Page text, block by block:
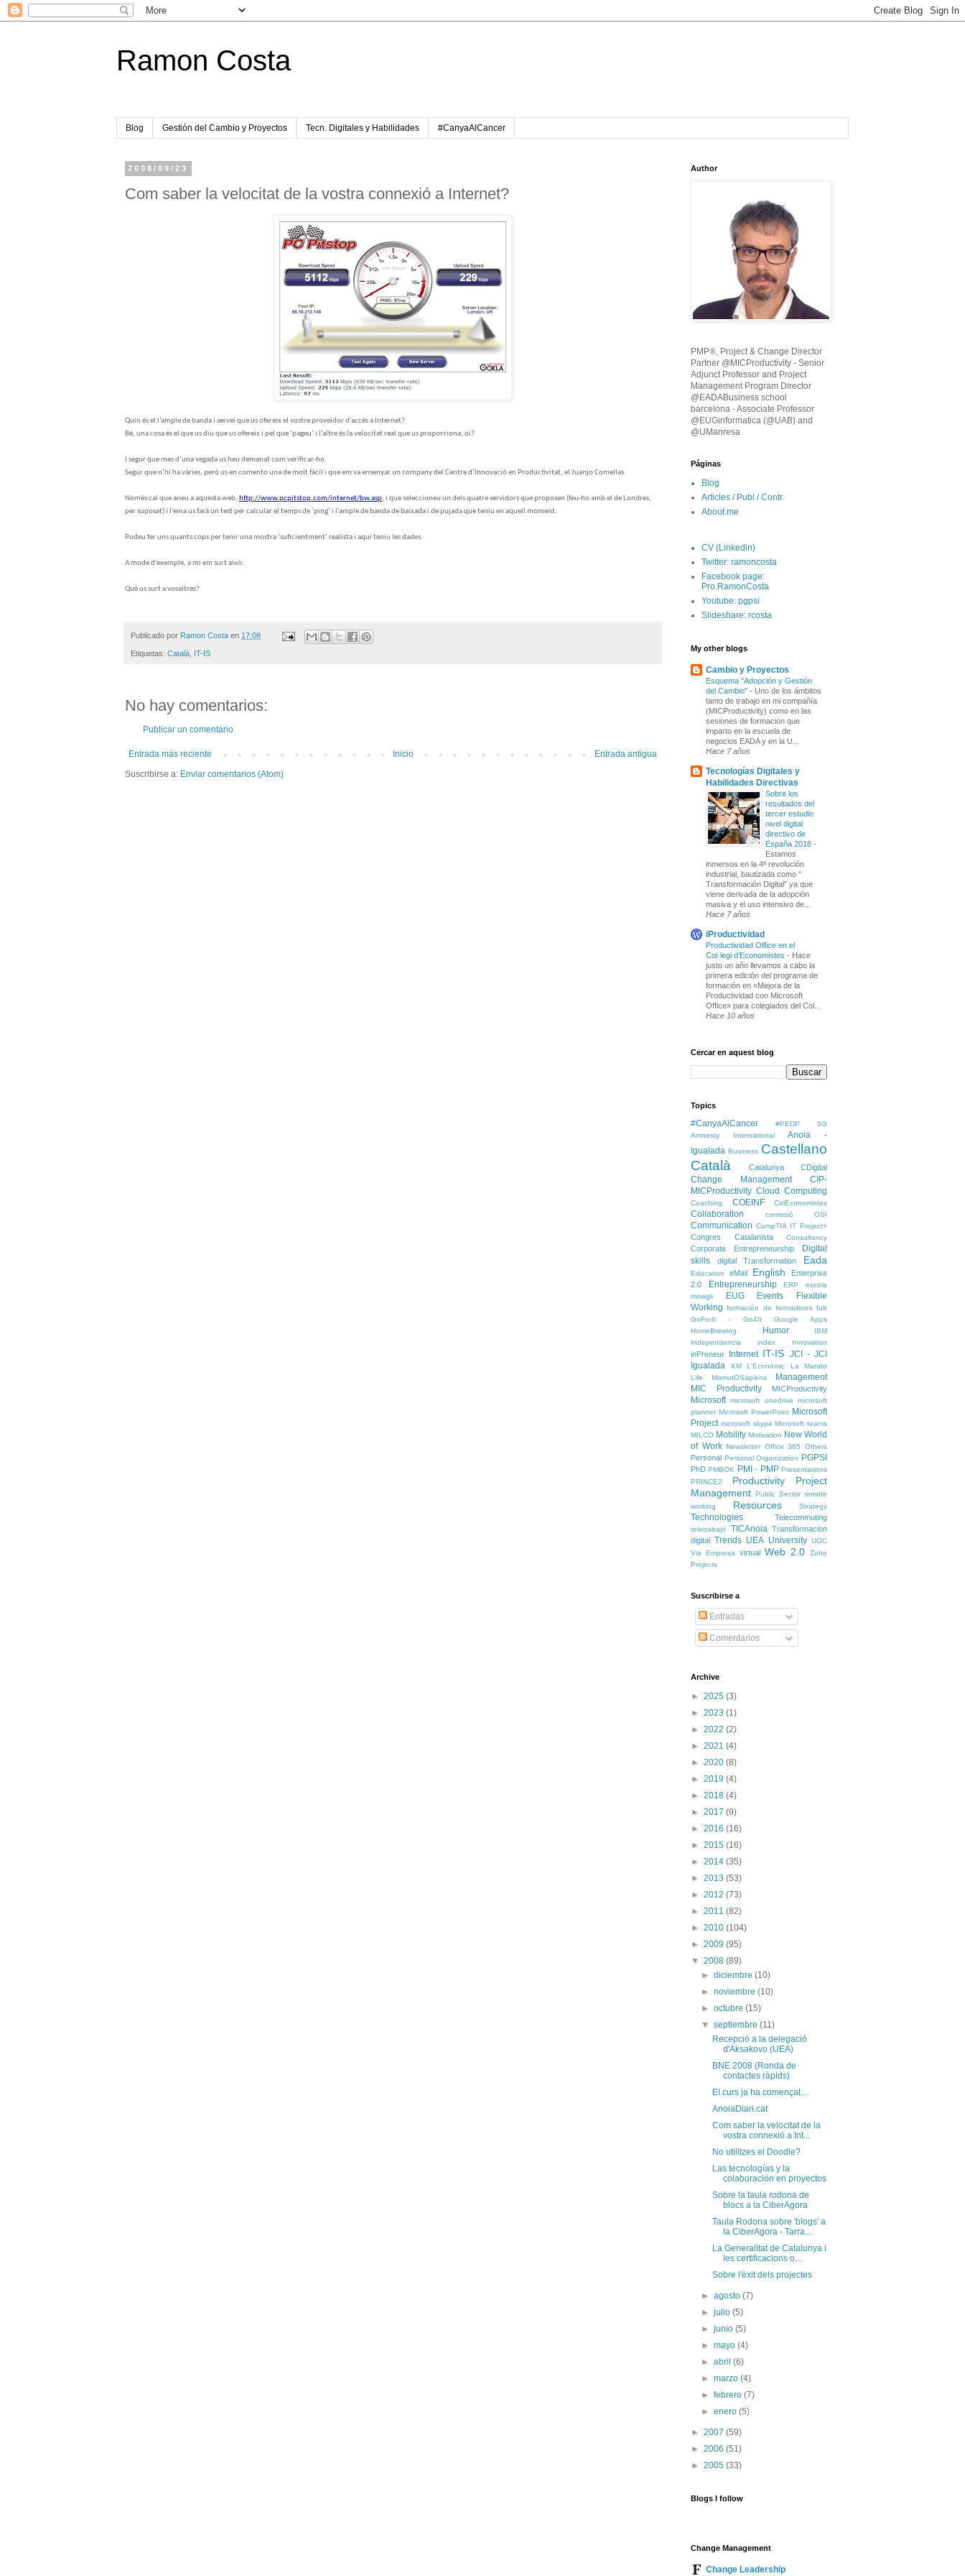
Ramon Costa
Blog Gestión del Cambio y Proyectos Tecn. Digitales y Habilidades #CanyaAlCancer
2008/09/23
Com saber la velocitat de la vostra connexió a Internet?
Quin és el l’ample de banda i servei que us ofereix el vostre proveïdor d’accés a Internet?
Bé, una cosa és el que us diu que us ofereix i pel que ‘pageu’ i l’altre és la velocitat real que us proporciona, oi?
I segur que mes d’una vegada us heu demanat com verificar-ho.
Segur que n’hi ha vàries, però us en comento una de molt fàcil i que em va ensenyar un company del Centre d’Innovació en Productivitat, el Juanjo Comellas.
Només cal que aneu a aquesta web, http://www.pcpitstop.com/internet/bw.asp, i que seleccioneu un dels quatre servidors que proposen (feu-ho amb el de Londres,
per suposat) i l’eina us farà un test per calcular el temps de ‘ping’ i l’ample de banda de baixada i de pujada que teniu en aquell moment.
Podeu fer uns quants cops per tenir una mostra ‘suficientment’ realista i aquí teniu les dades.
A mode d’exemple, a mi em surt això:
Què us surt a vosaltres?
Publicado por Ramon Costa en 17:08
Etiquetas: Català IT-IS
No hay comentarios:
Publicar un comentario
Entrada más reciente Entrada antigua
Inicio
Suscribirse a: Enviar comentarios (Atom)
Author
PMP®, Project & Change Director
Partner @MICProductivity - Senior
Adjunct Professor and Project
Management Program Director
@EADABusiness school
barcelona - Associate Professor
@EUGinformatica (@UAB) and
@UManresa
Páginas
Blog
Articles / Publ / Contr.
About.me
CV (Linkedin)
Twitter: ramoncosta
Facebook page:
Pro.RamonCosta
Youtube: pgpsi
Slideshare: rcosta
My other blogs
Cambio y Proyectos
Esquema "Adopción y Gestión
del Cambio" - Uno de los ámbitos
tanto de trabajo en mi compañía
(MICProductivity) como en las
sesiones de formación que
imparto en la escuela de
negocios EADA y en la U...
Hace 7 años
Tecnologías Digitales y
Habilidades Directivas
Sobre los
resultados del
tercer estudio
nivel digital
directivo de
España 2018 -
Estamos
inmersos en la 4ª revolución
industrial, bautizada como “
Transformación Digital” ya que
viene derivada de la adopción
masiva y el uso intensivo de...
Hace 7 años
iProductividad
Productividad Office en el
Col·legi d’Economistes - Hace
justo un año llevamos a cabo la
primera edición del programa de
formación en «Mejora de la
Productividad con Microsoft
Office» para colegiados del Col...
Hace 10 años
Cercar en aquest blog
Topics
#CanyaAlCancer #PEDP
5G
Amnesty International
Anoia -
Igualada Business Castellano
Català
Catalunya CDigital
Change Management
CIP-
MICProductivity Cloud Computing
Coaching COEINF ColEconomistes
Collaboration comissió OSI
Communication CompTIA IT Project+
Congres Catalanista Consultancy
Corporate Entrepreneurship
Digital
skills
digital Transformation Eada
Education eMail English
Enterprise
2.0
Entrepreneurship ERP
escola
mowgli
EUG Events
Flexible
Working formación de formadores fub
GoForIt - Go4It
Google Apps
HomeBrewing
Humor
IBM
Independencia
index Innovation
inPreneur Internet IT-IS JCI - JCI
Igualada
KM L'Econòmic
La Marato
Life
MamutOSapiens
Management
MIC Productivity
MICProductivity
Microsoft microsoft onedrive
microsoft
planner Microsoft PowerPoint Microsoft
Project microsoft skype Microsoft teams
MILCO Mobility Motivation New World
of Work Newsletter Office 365 Others
Personal Personal Organization PGPSI
PhD PMBOK PMI - PMP Presentations
PRINCE2
Productivity
Project
Management
Public Sector remote
working
Resources Strategy
Technologies Telecommuting
teletrabajo TICAnoia Transformacion
digital
Trends UEA University UOC
Via Empresa virtual Web 2.0
Zoho
Projects
Suscribirse a
Entradas
Comentarios
Archive
► 2025 (3)
► 2023 (1)
► 2022 (2)
► 2021 (4)
► 2020 (8)
► 2019 (4)
► 2018 (4)
► 2017 (9)
► 2016 (16)
► 2015 (16)
► 2014 (35)
► 2013 (53)
► 2012 (73)
► 2011 (82)
► 2010 (104)
► 2009 (95)
▼ 2008 (89)
►diciembre(10)
►noviembre(10)
►octubre(15)
▼septiembre(11)
Recepció a la delegació
d'Aksakovo (UEA)
BNE 2008 (Ronda de
contactes ràpids)
El curs ja ha començat...
AnoiaDiari.cat
Com saber la velocitat de la
vostra connexió a Int...
No utilitzes el Doodle?
Las tecnologías y la
colaboración en proyectos
Sobre la taula rodona de
blocs a la CiberAgora
Taula Rodona sobre 'blogs' a
la CiberAgora - Tarra...
La Generalitat de Catalunya i
les certificacions o...
Sobre l'èxit dels projectes
►agosto(7)
►julio(5)
►junio(5)
►mayo(4)
►abril(6)
►marzo(4)
►febrero(7)
►enero(5)
► 2007 (59)
► 2006 (51)
► 2005 (33)
Blogs I follow
Change Management
Change Leadership